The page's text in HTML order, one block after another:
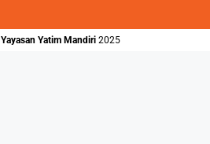
Yayasan Yatim Mandiri 2025